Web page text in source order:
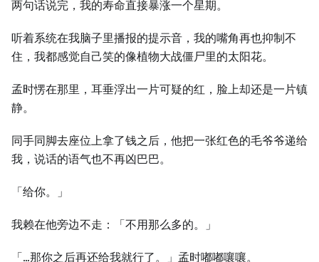
两句话说完，我的寿命直接暴涨一个星期。
听着系统在我脑子里播报的提示音，我的嘴角再也抑制不
住，我都感觉自己笑的像植物大战僵尸里的太阳花。
孟时愣在那里，耳垂浮出一片可疑的红，脸上却还是一片镇
静。
同手同脚去座位上拿了钱之后，他把一张红色的毛爷爷递给
我，说话的语气也不再凶巴巴。
「给你。」
我赖在他旁边不走：「不用那么多的。」
「…那你之后再还给我就行了。」孟时嘟嘟嚷嚷。